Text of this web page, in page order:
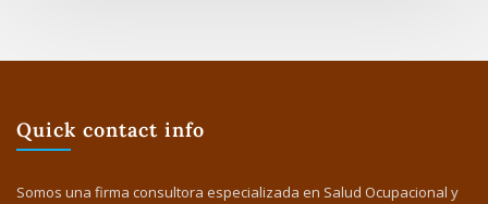
Quick contact info
Somos una firma consultora especializada en Salud Ocupacional y